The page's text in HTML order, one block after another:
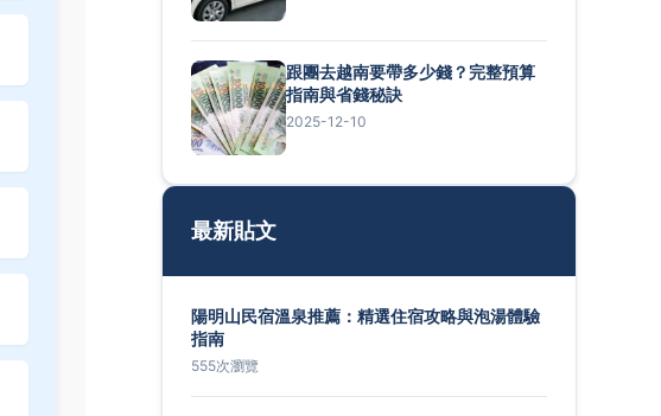
跟團去越南要帶多少錢？完整預算
指南與省錢秘訣
2025-12-10
最新貼文
陽明山民宿溫泉推薦：精選住宿攻略與泡湯體驗
指南
555次瀏覽